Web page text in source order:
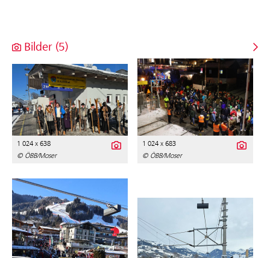
Bilder (5)
1 024 x 638
© ÖBB/Moser
1 024 x 683
© ÖBB/Moser